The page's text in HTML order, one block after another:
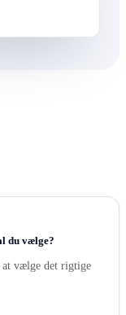
du vælge?
vælge det rigtige